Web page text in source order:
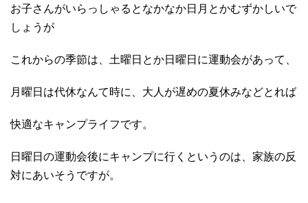
お子さんがいらっしゃるとなかなか日月とかむずかしいで
しょうが
これからの季節は、土曜日とか日曜日に運動会があって、
月曜日は代休なんて時に、大人が遅めの夏休みなどとれば
快適なキャンプライフです。
日曜日の運動会後にキャンプに行くというのは、家族の反
対にあいそうですが。